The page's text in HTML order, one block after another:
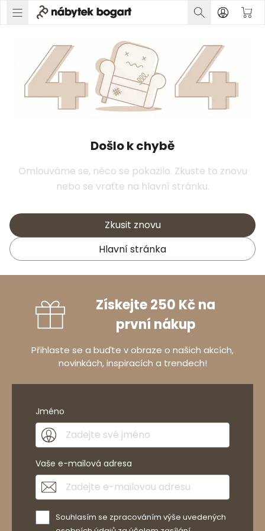
Došlo k chybě
Omlouváme se, něco se pokazilo. Zkuste to znovu
nebo se vraťte na hlavní stránku.
Zkusit znovu
Hlavní stránka
Získejte 250 Kč na
první nákup
Přihlaste se a buďte v obraze o našich akcích,
novinkách, inspiracích a trendech!
Jméno
Vaše e-mailová adresa
Souhlasím se zpracováním výše uvedených